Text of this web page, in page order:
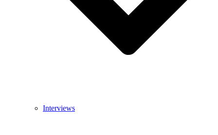
Interviews